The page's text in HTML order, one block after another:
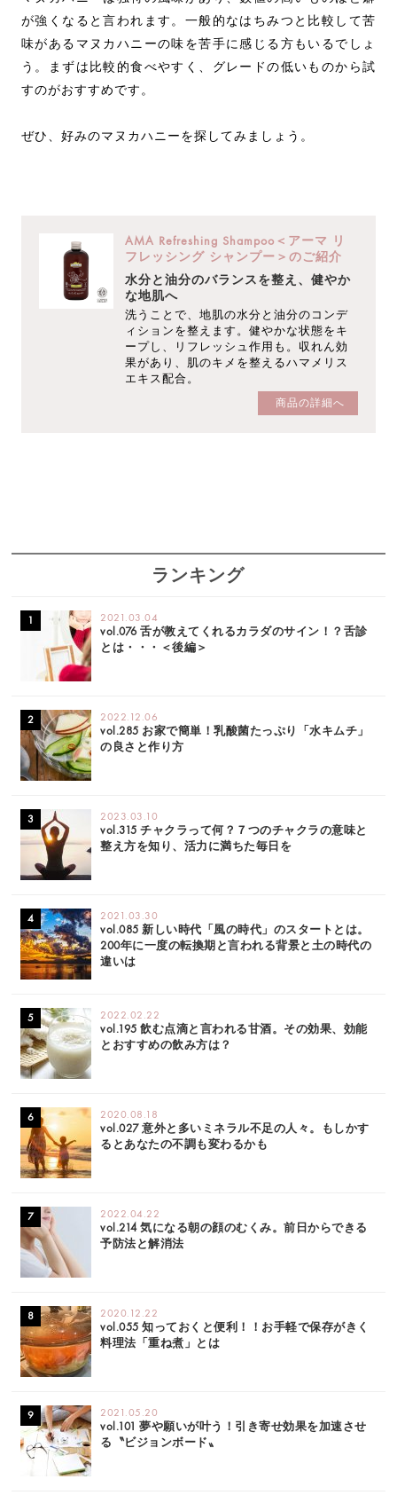
が強くなると言われます。一般的なはちみつと比較して苦
味があるマヌカハニーの味を苦手に感じる方もいるでしょ
う。まずは比較的食べやすく、グレードの低いものから試
すのがおすすめです。
ぜひ、好みのマヌカハニーを探してみましょう。
AMA Refreshing Shampoo＜アーマ リ
フレッシング シャンプー＞のご紹介
水分と油分のバランスを整え、健やか
な地肌へ
洗うことで、地肌の水分と油分のコンデ
ィションを整えます。健やかな状態をキ
ープし、リフレッシュ作用も。収れん効
果があり、肌のキメを整えるハマメリス
エキス配合。
商品の詳細へ
ランキング
2021.03.04
vol.076 舌が教えてくれるカラダのサイン！？舌診
とは・・・＜後編＞
2022.12.06
vol.285 お家で簡単！乳酸菌たっぷり「水キムチ」
の良さと作り方
2023.03.10
vol.315 チャクラって何？７つのチャクラの意味と
整え方を知り、活力に満ちた毎日を
2021.03.30
vol.085 新しい時代「風の時代」のスタートとは。
200年に一度の転換期と言われる背景と土の時代の
違いは
2022.02.22
vol.195 飲む点滴と言われる甘酒。その効果、効能
とおすすめの飲み方は？
2020.08.18
vol.027 意外と多いミネラル不足の人々。もしかす
るとあなたの不調も変わるかも
2022.04.22
vol.214 気になる朝の顔のむくみ。前日からできる
予防法と解消法
2020.12.22
vol.055 知っておくと便利！！お手軽で保存がきく
料理法「重ね煮」とは
2021.05.20
vol.101 夢や願いが叶う！引き寄せ効果を加速させ
る〝ビジョンボード〟